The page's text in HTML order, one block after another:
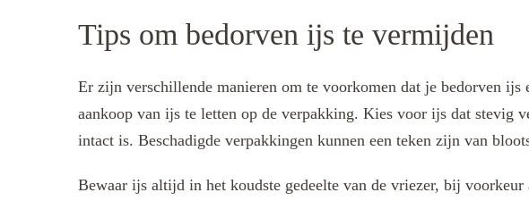
Tips om bedorven ijs te vermijden
Er zijn verschillende manieren om te voorkomen dat je bedorven
aankoop van ijs te letten op de verpakking. Kies voor ijs dat stevig
intact is. Beschadigde verpakkingen kunnen een teken zijn van
Bewaar ijs altijd in het koudste gedeelte van de vriezer, bij voorkeur